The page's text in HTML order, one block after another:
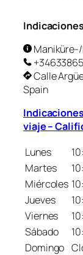
Calle
Spain
viaje –
Lunes
Martes
Miércoles
Jueves
Viernes
Sábado
Domingo